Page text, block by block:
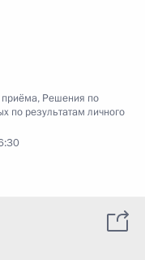
приёма, Решения по
по результатам личного